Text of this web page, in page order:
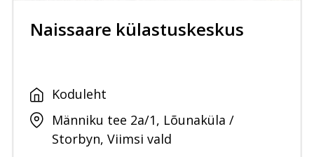
Naissaare külastuskeskus
Koduleht
Männiku tee 2a/1, Lõunaküla /
Storbyn, Viimsi vald